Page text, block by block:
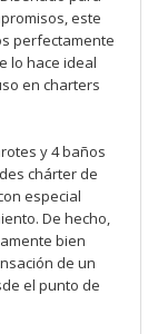
este
perfectamente
lo hace ideal
en charters
y 4 baños
chárter de
especial
De hecho,
bien
de un
el punto de